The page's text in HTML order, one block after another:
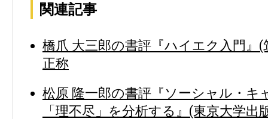
関連記事
橋爪 大三郎の書評『ハイエク入門』
正称
松原 隆一郎の書評『ソーシャル・キ
「理不尽」を分析する』(東京大学出